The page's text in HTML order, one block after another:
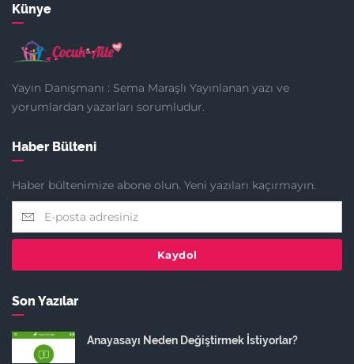
Künye
Yayın Danışmanı : Sema Maraşlı Yayınlanan yazı ve
yorumlardan yazarları sorumludur.
Haber Bülteni
Haber bültenimize abone olun. Yeni yazıları kaçırmayın.
Kaydol
Son Yazılar
Anayasayı Neden Değiştirmek İstiyorlar?